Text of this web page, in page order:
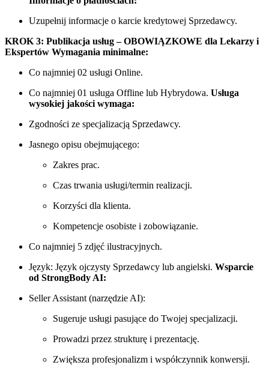
Uzupełnij informacje o karcie kredytowej Sprzedawcy.
KROK 3: Publikacja usług – OBOWIĄZKOWE dla Lekarzy i
Ekspertów Wymagania minimalne:
Co najmniej 02 usługi Online.
Co najmniej 01 usługa Offline lub Hybrydowa. Usługa
wysokiej jakości wymaga:
Zgodności ze specjalizacją Sprzedawcy.
Jasnego opisu obejmującego:
Zakres prac.
Czas trwania usługi/termin realizacji.
Korzyści dla klienta.
Kompetencje osobiste i zobowiązanie.
Co najmniej 5 zdjęć ilustracyjnych.
Język: Język ojczysty Sprzedawcy lub angielski. Wsparcie
od StrongBody AI:
Seller Assistant (narzędzie AI):
Sugeruje usługi pasujące do Twojej specjalizacji.
Prowadzi przez strukturę i prezentację.
Zwiększa profesjonalizm i współczynnik konwersji.